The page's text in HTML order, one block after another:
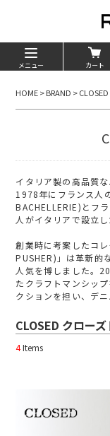
メニュー カート
HOME>BRAND >
イタリア製の高品質
1978年にフランス人
BACHELLERIE)とフ
人がイタリアで設立
創業時に考案したコ
PUSHER)」は革新的
人気を博しました。
たクラフトマンシッ
クションを担い、デ
CLOSED クローズ
4Items